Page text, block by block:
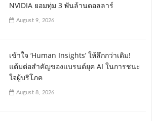
NVIDIA ยอมทุ่ม 3 พันล้านดอลลาร์
August 9, 2026
เข้าใจ ‘Human Insights’ ให้ลึกกว่าเดิม!
แต้มต่อสำคัญของแบรนด์ยุค AI ในการชนะ
ใจผู้บริโภค
August 8, 2026